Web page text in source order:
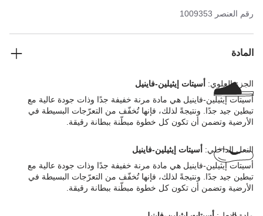
الخيار المثالي لانتعاله على الشاطئ أو للزراعة أو في مناطق المنتجعات
رقم العنصر 1009353
المادة
الجزء العلوي: أسيتات إيثيلين-فاينيل
أسيتات إيثيلين-فاينيل هي مادة مرنة خفيفة جدًا وذات جودة عالية مع
تبطين جيد جدًا. ونتيجةً لذلك، فإنها تُخفّف من التعرّجات البسيطة في
الأرضية وتضمن أن تكون كل خطوة مبطّنة ببطانة رقيقة.
النعل الداخلي: أسيتات إيثيلين-فاينيل
أسيتات إيثيلين-فاينيل هي مادة مرنة خفيفة جدًا وذات جودة عالية مع
تبطين جيد جدًا. ونتيجةً لذلك، فإنها تُخفّف من التعرّجات البسيطة في
الأرضية وتضمن أن تكون كل خطوة مبطّنة ببطانة رقيقة.